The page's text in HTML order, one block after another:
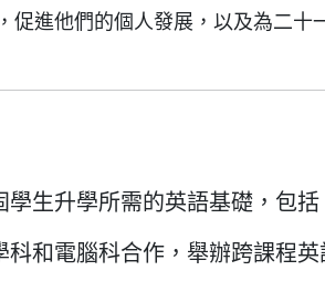
促進他們的個人發展，以及為二十
生升學所需的英語基礎，包括
和電腦科合作，舉辦跨課程